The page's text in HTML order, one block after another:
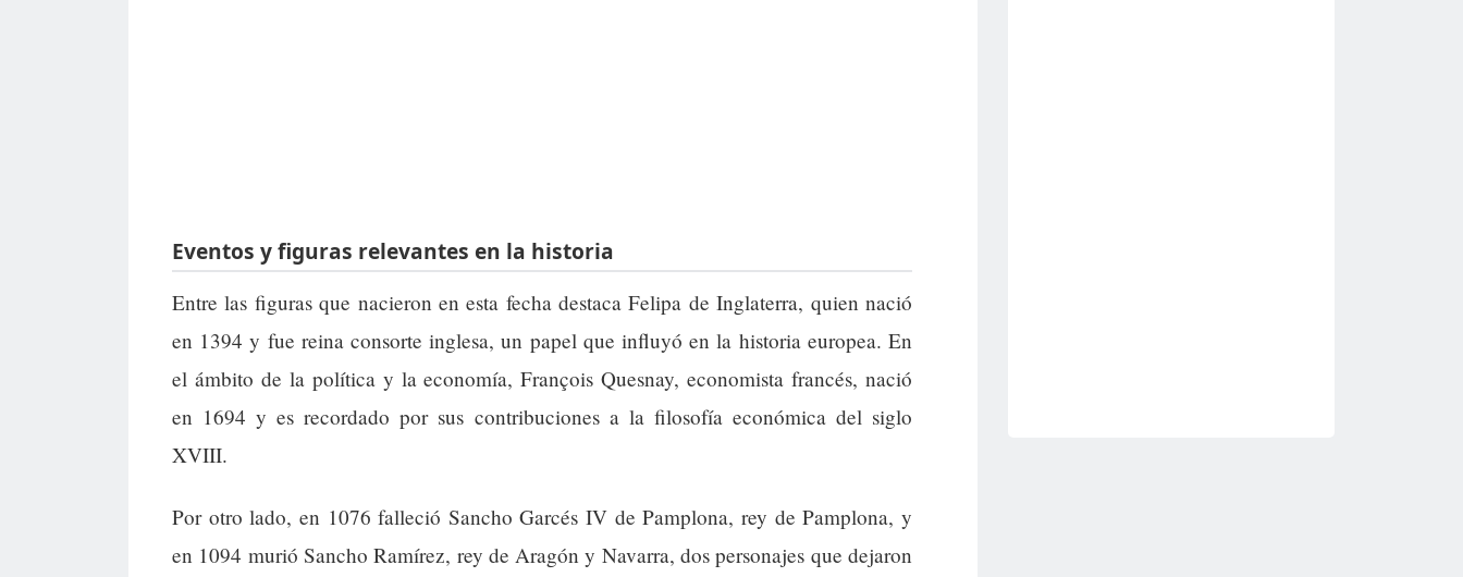
Eventos y figuras relevantes en la historia
Entre las figuras que nacieron en esta fecha destaca Felipa de Inglaterra, quien nació
en 1394 y fue reina consorte inglesa, un papel que influyó en la historia europea. En
el ámbito de la política y la economía, François Quesnay, economista francés, nació
en 1694 y es recordado por sus contribuciones a la filosofía económica del siglo
XVIII.
Por otro lado, en 1076 falleció Sancho Garcés IV de Pamplona, rey de Pamplona, y
en 1094 murió Sancho Ramírez, rey de Aragón y Navarra, dos personajes que dejaron